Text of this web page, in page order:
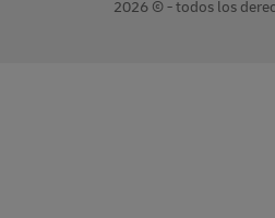
2026 © - todos los